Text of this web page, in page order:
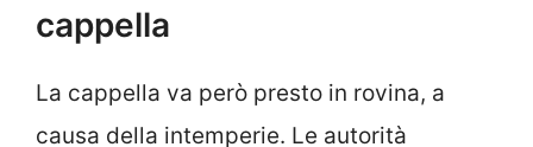
cappella
La cappella va però presto in rovina, a
causa della intemperie. Le autorità